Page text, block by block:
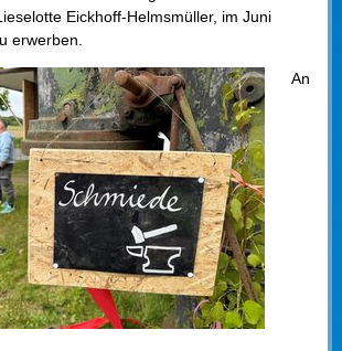
Eickhoff-Helmsmüller, im Juni
erwerben.
An